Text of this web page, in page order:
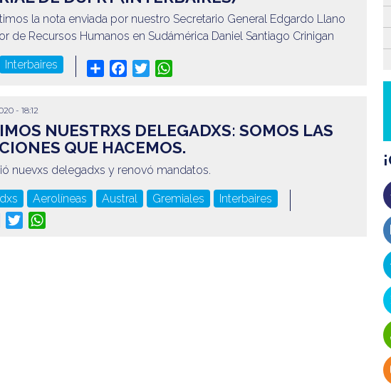
la nota enviada por nuestro Secretario General Edgardo Llano
de Recursos Humanos en Sudámérica Daniel Santiago Crinigan
Interbaires Share Facebook
Twitter
- 18:12
NUESTRXS DELEGADXS: SOMOS LAS
QUE HACEMOS.
nuevxs delegadxs y renovó mandatos.
Aerolíneas Austral Gremiales
Interbaires
Facebook
Twitter